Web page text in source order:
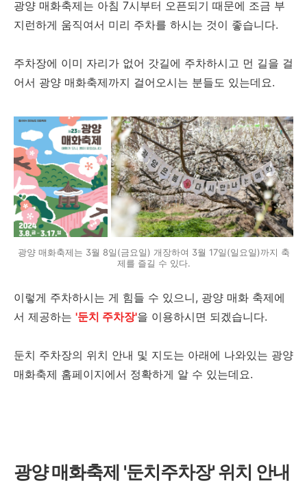
광양 매화축제는 아침 7시부터 오픈되기 때문에 조금 부
지런하게 움직여서 미리 주차를 하시는 것이 좋습니다.
주차장에 이미 자리가 없어 갓길에 주차하시고 먼 길을 걸
어서 광양 매화축제까지 걸어오시는 분들도 있는데요.
광양 매화축제는 3월 8일(금요일) 개장하여 3월 17일(일요일)까지 축
제를 즐길 수 있다.
이렇게 주차하시는 게 힘들 수 있으니, 광양 매화 축제에
서 제공하는 '둔치 주차장'을 이용하시면 되겠습니다.
둔치 주차장의 위치 안내 및 지도는 아래에 나와있는 광양
매화축제 홈페이지에서 정확하게 알 수 있는데요.
광양 매화축제 '둔치주차장' 위치 안내